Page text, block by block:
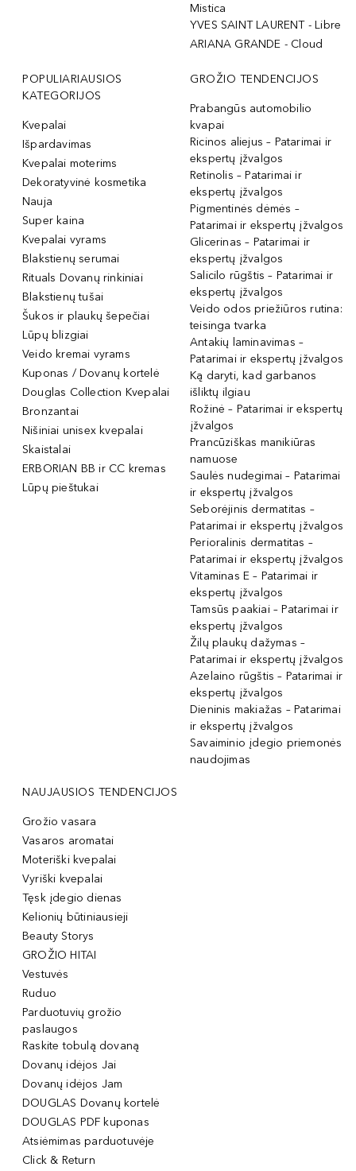
Mistica
YVES SAINT LAURENT - Libre
ARIANA GRANDE - Cloud
POPULIARIAUSIOS
KATEGORIJOS
Kvepalai
Išpardavimas
Kvepalai moterims
Dekoratyvinė kosmetika
Nauja
Super kaina
Kvepalai vyrams
Blakstienų serumai
Rituals Dovanų rinkiniai
Blakstienų tušai
Šukos ir plaukų šepečiai
Lūpų blizgiai
Veido kremai vyrams
Kuponas / Dovanų kortelė
Douglas Collection Kvepalai
Bronzantai
Nišiniai unisex kvepalai
Skaistalai
ERBORIAN BB ir CC kremas
Lūpų pieštukai
GROŽIO TENDENCIJOS
Prabangūs automobilio
kvapai
Ricinos aliejus – Patarimai ir
ekspertų įžvalgos
Retinolis – Patarimai ir
ekspertų įžvalgos
Pigmentinės dėmės –
Patarimai ir ekspertų įžvalgos
Glicerinas – Patarimai ir
ekspertų įžvalgos
Salicilo rūgštis – Patarimai ir
ekspertų įžvalgos
Veido odos priežiūros rutina:
teisinga tvarka
Antakių laminavimas –
Patarimai ir ekspertų įžvalgos
Ką daryti, kad garbanos
išliktų ilgiau
Rožinė – Patarimai ir ekspertų
įžvalgos
Prancūziškas manikiūras
namuose
Saulės nudegimai – Patarimai
ir ekspertų įžvalgos
Seborėjinis dermatitas –
Patarimai ir ekspertų įžvalgos
Perioralinis dermatitas –
Patarimai ir ekspertų įžvalgos
Vitaminas E – Patarimai ir
ekspertų įžvalgos
Tamsūs paakiai – Patarimai ir
ekspertų įžvalgos
Žilų plaukų dažymas –
Patarimai ir ekspertų įžvalgos
Azelaino rūgštis – Patarimai ir
ekspertų įžvalgos
Dieninis makiažas – Patarimai
ir ekspertų įžvalgos
Savaiminio įdegio priemonės
naudojimas
NAUJAUSIOS TENDENCIJOS
Grožio vasara
Vasaros aromatai
Moteriški kvepalai
Vyriški kvepalai
Tęsk įdegio dienas
Kelionių būtiniausieji
Beauty Storys
GROŽIO HITAI
Vestuvės
Ruduo
Parduotuvių grožio
paslaugos
Raskite tobulą dovaną
Dovanų idėjos Jai
Dovanų idėjos Jam
DOUGLAS Dovanų kortelė
DOUGLAS PDF kuponas
Atsiėmimas parduotuvėje
Click & Return